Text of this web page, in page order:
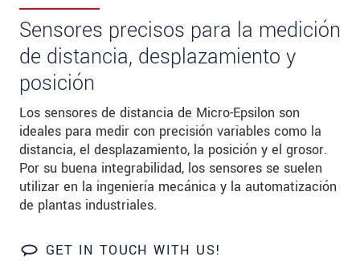
Sensores precisos para la medición
de distancia, desplazamiento y
posición
Los sensores de distancia de Micro-Epsilon son
ideales para medir con precisión variables como la
distancia, el desplazamiento, la posición y el grosor.
Por su buena integrabilidad, los sensores se suelen
utilizar en la ingeniería mecánica y la automatización
de plantas industriales.
GET IN TOUCH WITH US!
First name
Last name
Company*
Address
Zip code
City*
Country*